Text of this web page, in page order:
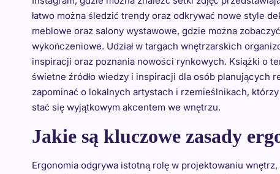
łatwo można śledzić trendy oraz odkrywać nowe style
meblowe oraz salony wystawowe, gdzie można
wykończeniowe. Udział w targach wnętrzarskich
inspiracji oraz poznania nowości rynkowych. Książki o
świetne źródło wiedzy i inspiracji dla osób planujących
zapominać o lokalnych artystach i rzemieślnikach,
stać się wyjątkowym akcentem we wnętrzu.
Jakie są kluczowe zasady
Ergonomia odgrywa istotną rolę w projektowaniu